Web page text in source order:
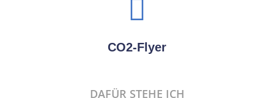
CO2-Flyer
DAFÜR STEHE ICH